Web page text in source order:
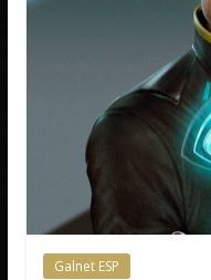
Galnet ESP